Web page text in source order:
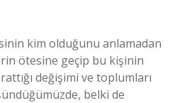
kim olduğunu anlamadan
ötesine geçip bu kişinin
değişimi ve toplumları
belki de